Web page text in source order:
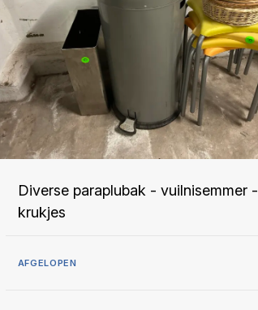
Diverse paraplubak - vuilnisemmer -
krukjes
AFGELOPEN